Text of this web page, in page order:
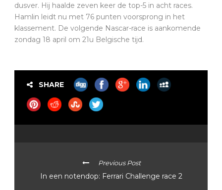
dusver. Hij haalde zeven keer de top-5 in acht races.
Hamlin leidt nu met 76 punten voorsprong in het
klassement. De volgende Nascar-race is aankomende
zondag 18 april om 21u Belgische tijd.
SHARE
Previous Post
In een notendop: Ferrari Challenge race 2